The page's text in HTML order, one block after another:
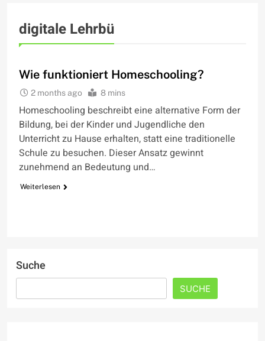
digitale Lehrbü
Wie funktioniert Homeschooling?
2 months ago 8 mins
Homeschooling beschreibt eine alternative Form der
Bildung, bei der Kinder und Jugendliche den
Unterricht zu Hause erhalten, statt eine traditionelle
Schule zu besuchen. Dieser Ansatz gewinnt
zunehmend an Bedeutung und…
Weiterlesen
Suche
SUCHE